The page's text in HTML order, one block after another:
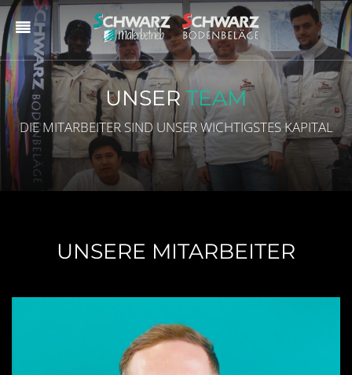
UNSERTEAM
DIE MITARBEITER SIND UNSER WICHTIGSTES KAPITAL
UNSERE MITARBEITER